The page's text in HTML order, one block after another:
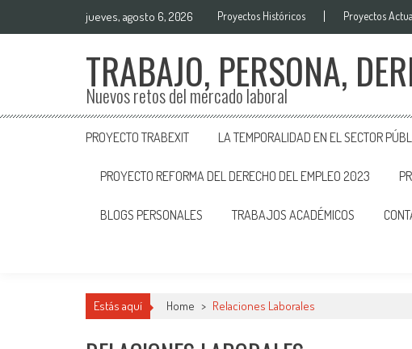
jueves, agosto 6, 2026 Proyectos Históricos Proyectos
TRABAJO, PERSONA,
Nuevos retos del mercado laboral
PROYECTO TRABEXIT LA TEMPORALIDAD EN EL SECTOR
PROYECTO REFORMA DEL DERECHO DEL EMPLEO 2023
BLOGS PERSONALES TRABAJOS ACADÉMICOS
Estás aquí Home > Relaciones Laborales